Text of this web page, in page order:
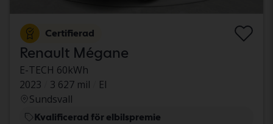
Certifierad
Renault Mégane
E-TECH 60kWh
2023
3 627 mil
El
Sundsvall
Kvalificerad för elbilspremie